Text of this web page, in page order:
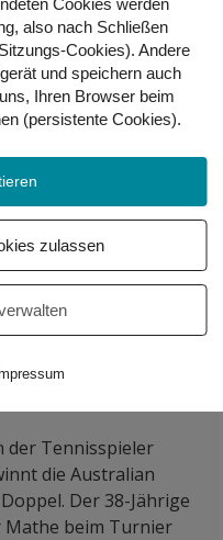
in Wien plante.
und verfolgten
An der Regelung dafür
Verbot will man zum
der Kinder
dass es bald eine
Österreich gibt. Für
es in Kärnten kein
eine eingeschränkte
der Tennisspieler
die Australian
Der 38-Jährige
beim Turnier
Cookies werden
also nach Schließen
Cookies). Andere
und speichern auch
Ihren Browser beim
(persistente Cookies).
zulassen